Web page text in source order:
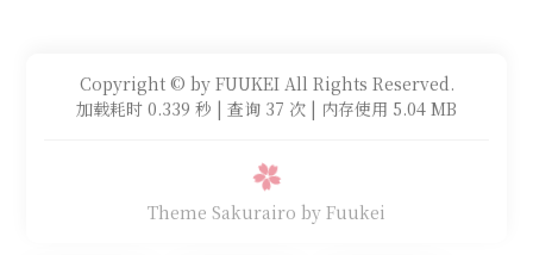
Copyright © by FUUKEI All Rights Reserved.
加载耗时 0.339 秒 | 查询 37 次 | 内存使用 5.04 MB
Theme Sakurairo by Fuukei